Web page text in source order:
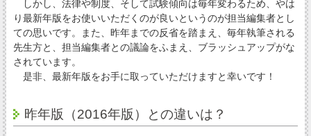
しかし、法律や制度、そして試験傾向は毎年変わるため、やは
り最新年版をお使いいただくのが良いというのが担当編集者とし
ての思いです。また、昨年までの反省を踏まえ、毎年執筆される
先生方と、担当編集者との議論をふまえ、ブラッシュアップがな
されています。
是非、最新年版をお手に取っていただけますと幸いです！
昨年版（2016年版）との違いは？